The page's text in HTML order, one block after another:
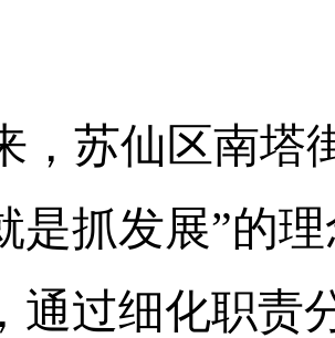
， 苏仙区南塔
是抓发展”的
通过细化职责